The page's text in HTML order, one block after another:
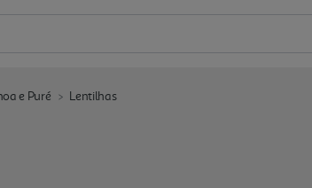
e Puré Lentilhas